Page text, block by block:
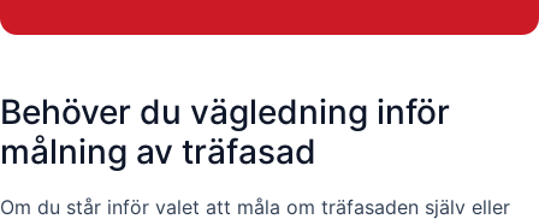
Behöver du vägledning inför
målning av träfasad
Om du står inför valet att måla om träfasaden själv eller